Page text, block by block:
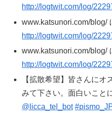
http://logtwit.com/log/
www.katsunori.com/blog/
http://logtwit.com/log/
www.katsunori.com/blog/
http://logtwit.com/log/
【拡散希望】皆さんにオ
みて下さい。面白いこと
@licca_tel_bot